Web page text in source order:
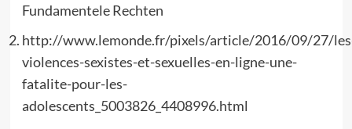
Fundamentele Rechten
http://www.lemonde.fr/pixels/article/2016/09/27/
violences-sexistes-et-sexuelles-en-ligne-une-
fatalite-pour-les-
adolescents_5003826_4408996.html